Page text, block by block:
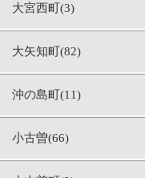
大宮西町(3)
大矢知町(82)
沖の島町(11)
小古曽(66)